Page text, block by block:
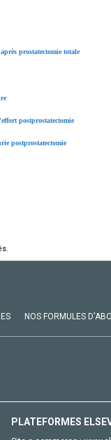
prostatectomie totale
postprostatectomie
postprostatectomie
NOS FORMULES
PLATEFORMES